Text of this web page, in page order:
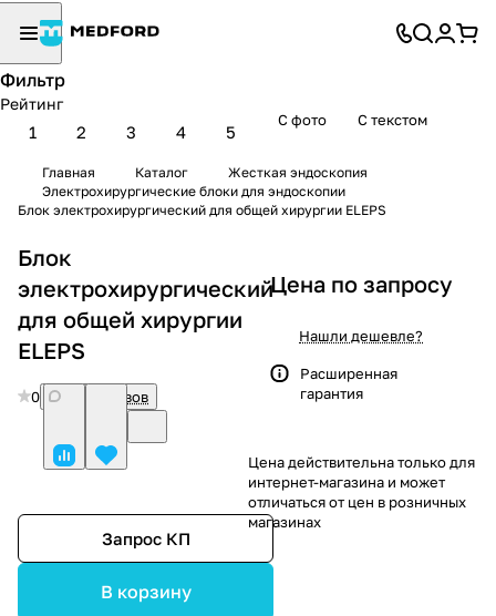
Фильтр
Рейтинг
1 2 3 4 5
С фото С текстом
Главная Каталог
Жесткая эндоскопия
Электрохирургические блоки для эндоскопии
Блок электрохирургический для общей хирургии ELEPS
Блок
электрохирургический
для общей хирургии
ELEPS
0 Нет отзывов
Запрос КП
В корзину
Цена по запросу
Нашли дешевле?
Расширенная
гарантия
Цена действительна только для
интернет-магазина и может
отличаться от цен в розничных
магазинах